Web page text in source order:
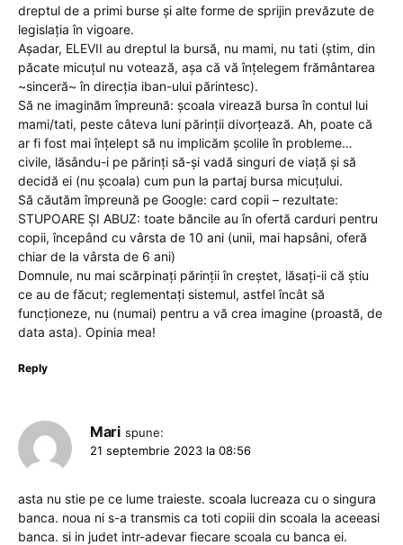
dreptul de a primi burse și alte forme de sprijin prevăzute de
legislația în vigoare.
Așadar, ELEVII au dreptul la bursă, nu mami, nu tati (știm, din
păcate micuțul nu votează, așa că vă înțelegem frământarea
~sinceră~ în direcția iban-ului părintesc).
Să ne imaginăm împreună: școala virează bursa în contul lui
mami/tati, peste câteva luni părinții divorțează. Ah, poate că
ar fi fost mai înțelept să nu implicăm școlile în probleme…
civile, lăsându-i pe părinți să-și vadă singuri de viață și să
decidă ei (nu școala) cum pun la partaj bursa micuțului.
Să căutăm împreună pe Google: card copii – rezultate:
STUPOARE ȘI ABUZ: toate băncile au în ofertă carduri pentru
copii, începând cu vârsta de 10 ani (unii, mai hapsâni, oferă
chiar de la vârsta de 6 ani)
Domnule, nu mai scărpinați părinții în creștet, lăsați-ii că știu
ce au de făcut; reglementați sistemul, astfel încât să
funcționeze, nu (numai) pentru a vă crea imagine (proastă, de
data asta). Opinia mea!
Reply
Mari spune:
21 septembrie 2023 la 08:56
asta nu stie pe ce lume traieste. scoala lucreaza cu o singura
banca. noua ni s-a transmis ca toti copiii din scoala la aceeasi
banca. si in judet intr-adevar fiecare scoala cu banca ei.